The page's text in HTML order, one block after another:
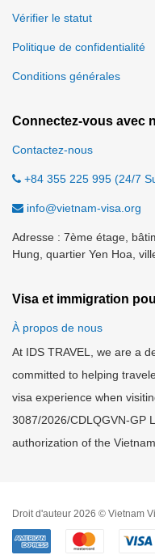
Vérifier le statut
Politique de confidentialité
Conditions générales
Connectez-vous avec
Contactez-nous
+84 355 225 995 (24/7
info@vietnam-visa.org
Adresse : 7ème étage,
Hung, quartier Yen Hoa,
Visa et immigration
À propos de nous
At IDS TRAVEL, we are a
committed to helping
visa experience when
3087/2026/CDLQGVN-GP
authorization of the
Droit d'auteur 2026 © Vietnam